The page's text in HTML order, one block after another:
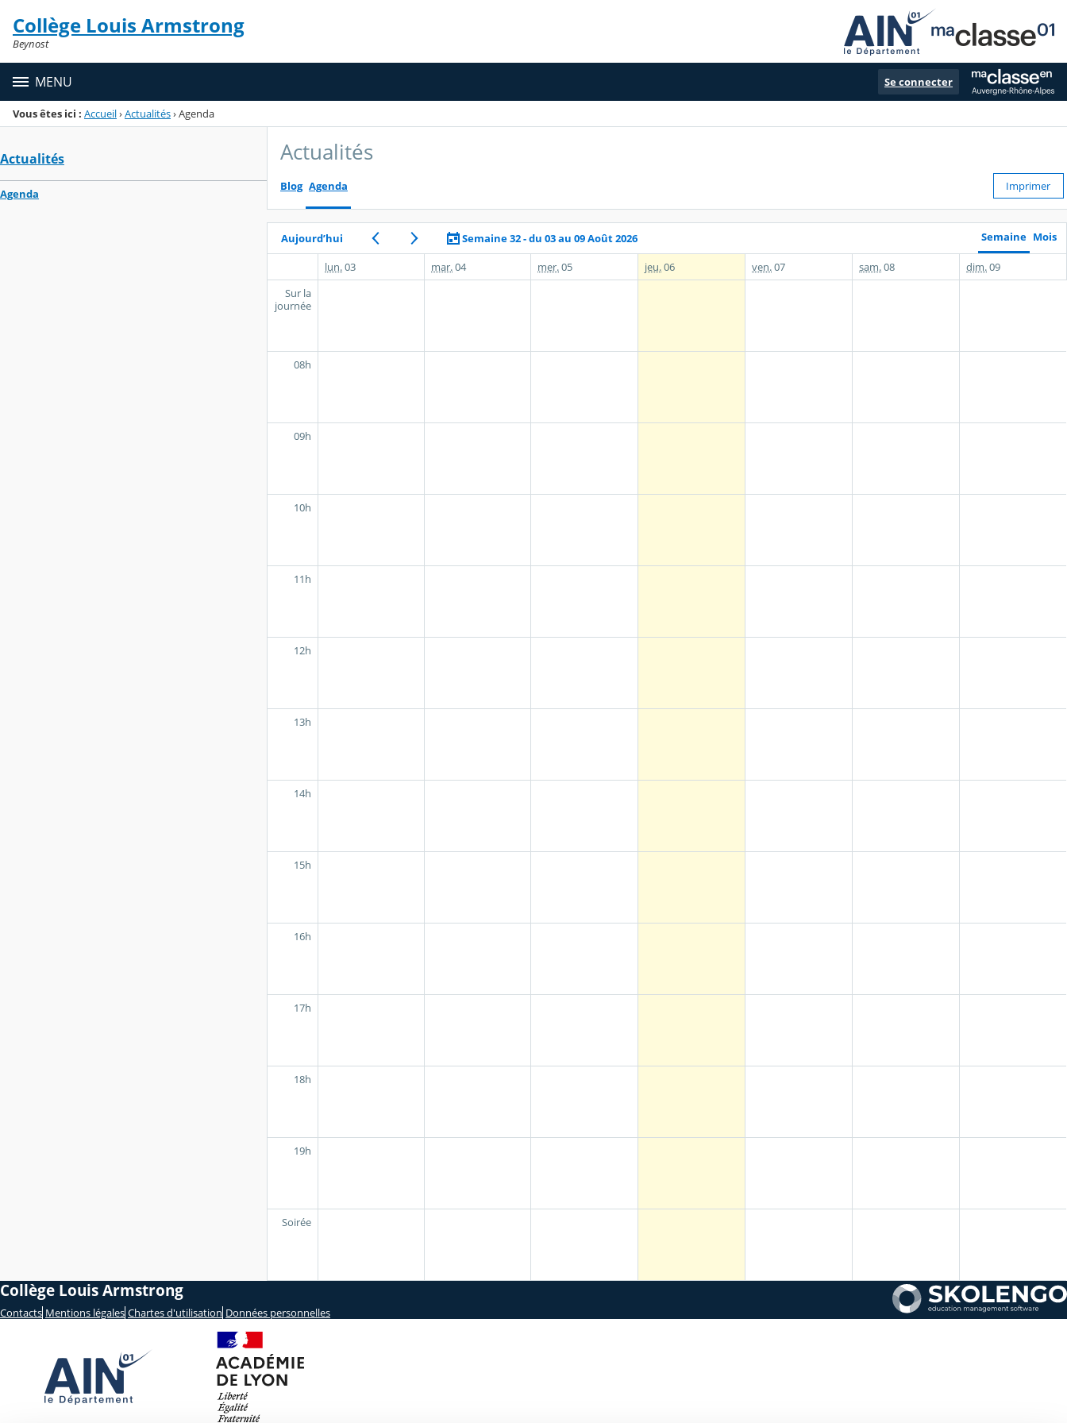
Menu de la rubrique
Contenu
Collège Louis Armstrong
Beynost
MENU Se connecter
Vous êtes ici : Accueil›Actualités›Agenda
Actualités
Agenda
Actualités
Blog Agenda Imprimer
Aujourd’hui Semaine 32 - du 03 au 09 Août 2026 Semaine Mois
lun.03 mar.04 mer.05 jeu.06 ven.07 sam.08 dim.09
Sur la
journée
08h
09h
10h
11h
12h
13h
14h
15h
16h
17h
18h
19h
Soirée
Collège Louis Armstrong
Contacts Mentions légales Chartes d'utilisation Données personnelles